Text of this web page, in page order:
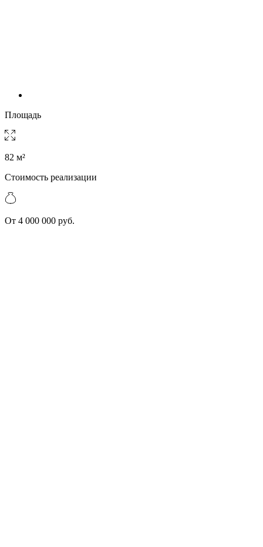
Площадь
82 м²
Стоимость реализации
От 4 000 000 руб.